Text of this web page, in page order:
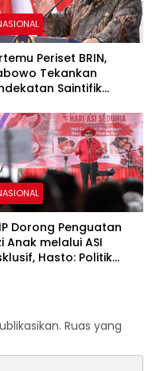
Periset BRIN,
Tekankan
Saintifik
Dorong Penguatan
Anak melalui ASI
Hasto: Politik
Ruas yang